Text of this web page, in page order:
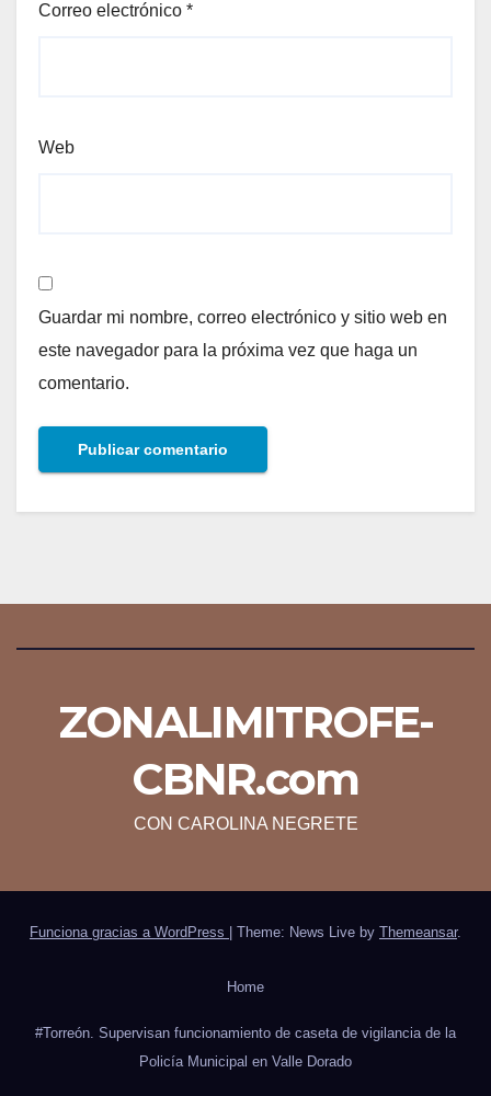
Correo electrónico *
Web
Guardar mi nombre, correo electrónico y sitio web en
este navegador para la próxima vez que haga un
comentario.
ZONALIMITROFE-
CBNR.com
CON CAROLINA NEGRETE
Funciona gracias a WordPress Theme: News Live by Themeansar.
Home
#Torreón. Supervisan funcionamiento de caseta de vigilancia de la
Policía Municipal en Valle Dorado